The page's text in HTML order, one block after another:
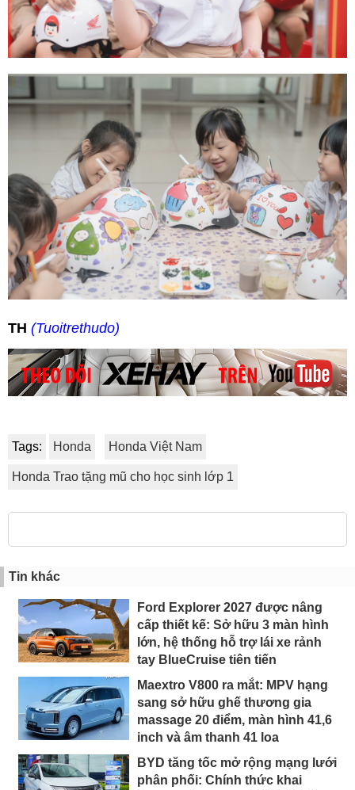
TH (Tuoitrethudo)
Tags: Honda Honda Việt Nam
Honda Trao tặng mũ cho học sinh lớp 1
Tin khác
Ford Explorer 2027 được nâng
cấp thiết kế: Sở hữu 3 màn hình
lớn, hệ thống hỗ trợ lái xe rảnh
tay BlueCruise tiên tiến
Maextro V800 ra mắt: MPV hạng
sang sở hữu ghế thương gia
massage 20 điểm, màn hình 41,6
inch và âm thanh 41 loa
BYD tăng tốc mở rộng mạng lưới
phân phối: Chính thức khai